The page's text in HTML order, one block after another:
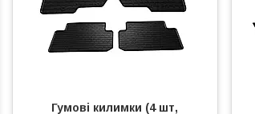
Гумові килимки (4 шт,